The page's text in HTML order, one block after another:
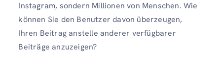
Instagram, sondern Millionen von Menschen. Wie
können Sie den Benutzer davon überzeugen,
Ihren Beitrag anstelle anderer verfügbarer
Beiträge anzuzeigen?